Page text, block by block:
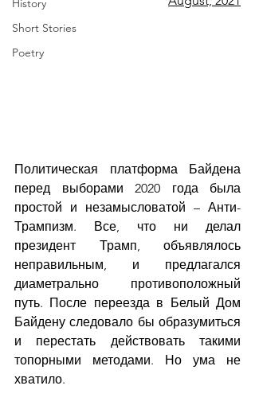
History
Short Stories
Poetry
Политическая платформа Байдена
перед выборами 2020 года была
простой и незамысловатой – Анти-
Трампизм. Все, что ни делал
президент Трамп, объявлялось
неправильным, и предлагался
диаметрально противоположный
путь. После переезда в Белый Дом
Байдену следовало бы образумиться
и перестать действовать такими
топорными методами. Но ума не
хватило.